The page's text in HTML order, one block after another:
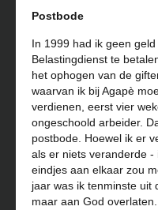
Postbode
In 1999 had ik geen
Belastingdienst te
het ophogen van de
waarvan ik bij Agapè
verdienen, eerst vier
ongeschoold arbeider.
postbode. Hoewel ik er
als er niets veranderde
eindjes aan elkaar zou
jaar was ik tenminste uit
maar aan God